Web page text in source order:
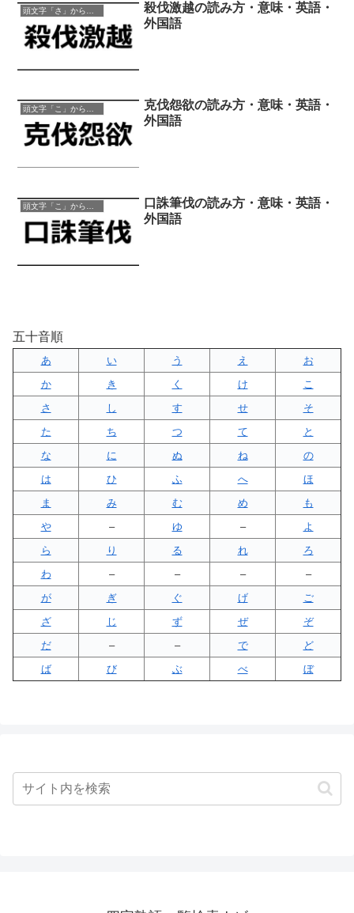
殺伐激越の読み方・意味・英語・
外国語
克伐怨欲の読み方・意味・英語・
外国語
頭文字「こ」から始まる四字熟語
口誅筆伐の読み方・意味・英語・
外国語
五十音順
あ い う え
お
か
き く け
こ
さ
し す せ
そ
た
ち つ て
と
な
に ぬ ね
の
は
ひ ふ へ
ほ
ま
み む め
も
や
– ゆ –
よ
ら
り る れ
ろ
わ
– – –
–
が
ぎ ぐ げ
ご
ざ
じ ず ぜ
ぞ
だ
– – で
ど
ば
び ぶ べ ぼ